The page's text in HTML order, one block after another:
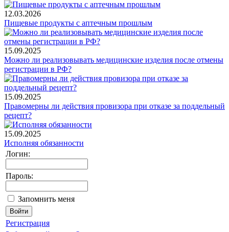
12.03.2026
Пищевые продукты с аптечным прошлым
15.09.2025
Можно ли реализовывать медицинские изделия после отмены
регистрации в РФ?
15.09.2025
Правомерны ли действия провизора при отказе за поддельный
рецепт?
15.09.2025
Исполняя обязанности
Логин:
Пароль:
Запомнить меня
Регистрация